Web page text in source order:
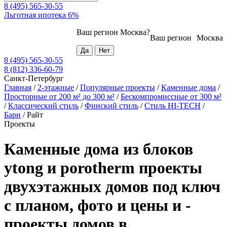
8 (495) 565-30-55
Льготная ипотека 6%
Москва
Ваш регион
Ваш регион Москва?
8 (495) 565-30-55
8 (812) 336-60-79
Санкт-Петербург
Главная / 2-этажные /Популярные проекты /Каменные дома /
Просторные от 200 м² до 300 м² /Бескомпромиссные от 300 м²
/Классический стиль /Финский стиль /Стиль HI-TECH /
Барн /Райт
Проекты
Каменные дома из блоков
ytong и porotherm проекты
двухэтажных домов под ключ
с планом, фото и цены и -